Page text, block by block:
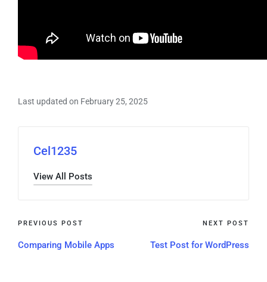
Last updated on February 25, 2025
Cel1235
View All Posts
PREVIOUS POST
Comparing Mobile Apps
NEXT POST
Test Post for WordPress